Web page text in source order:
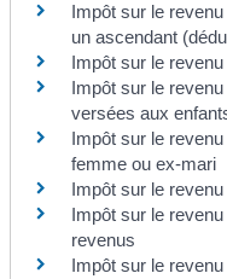
Impôt sur le
un ascendant
Impôt sur le
Impôt sur le
versées aux
Impôt sur le
femme ou ex-mari
Impôt sur le
Impôt sur le
revenus
Impôt sur le